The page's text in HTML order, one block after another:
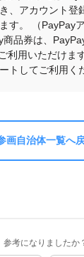
、アカウント登
す。 （PayPay
商品券は、
利用いただけま
トしてご利用く
画自治体一覧へ
参考になりましたか